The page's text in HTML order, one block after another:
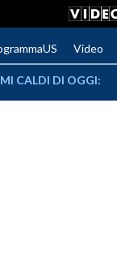
Video
CALDI DI OGGI: